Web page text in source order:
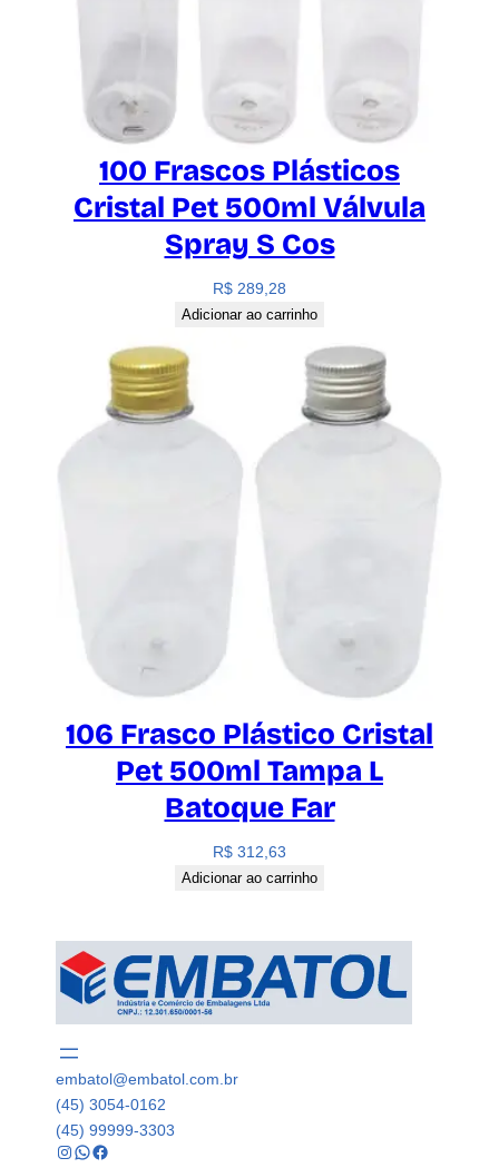
100 Frascos Plásticos
Cristal Pet 500ml Válvula
Spray S Cos
R$ 289,28
Adicionar ao carrinho
106 Frasco Plástico Cristal
Pet 500ml Tampa L
Batoque Far
R$ 312,63
Adicionar ao carrinho
embatol@embatol.com.br
(45) 3054-0162
(45) 99999-3303
Instagram WhatsApp Facebook